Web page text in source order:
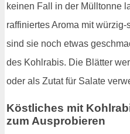
keinen Fall in der Mülltonne
raffiniertes Aroma mit
sind sie noch etwas
des Kohlrabis. Die Blätter
oder als Zutat für Salate
Köstliches mit
zum Ausprobieren